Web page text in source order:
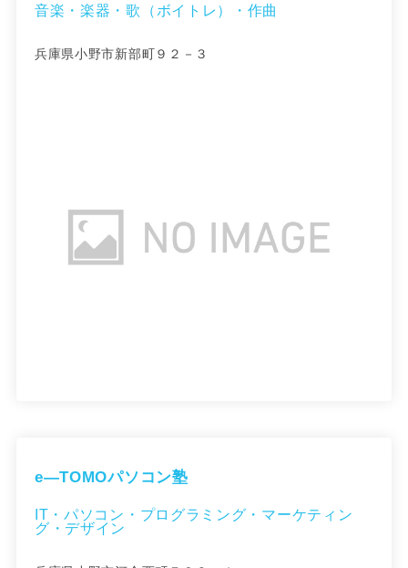
音楽・楽器・歌（ボイトレ）・作曲
兵庫県小野市新部町９２－３
e―TOMOパソコン塾
IT・パソコン・プログラミング・マーケティン
グ・デザイン